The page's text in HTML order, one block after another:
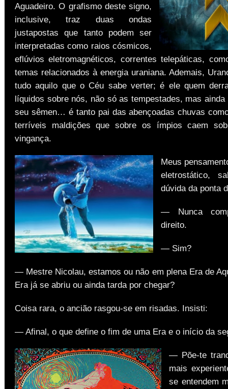
Aguadeiro. O grafismo deste signo,
inclusive, traz duas ondas
justapostas que tanto podem ser
interpretadas como raios cósmicos,
eflúvios eletromagnéticos, correntes telepáticas,
temas relacionados à energia uraniana. Ademais,
tudo aquilo que o Céu sabe verter; é ele quem
líquidos sobre nós, não só as tempestades, mas ainda
seu sêmen… é tanto pai das abençoadas chuvas
terríveis maldições que sobre os ímpios caem
vingança.
Meus
eletrostático,
dúvida da ponta
— Nunca
direito.
— Sim?
— Mestre Nicolau, estamos ou não em plena Era de
Era já se abriu ou ainda tarda por chegar?
Coisa rara, o ancião rasgou-se em risadas. Insisti:
— Afinal, o que define o fim de uma Era e o início da
— Põe-te
mais
se entendem